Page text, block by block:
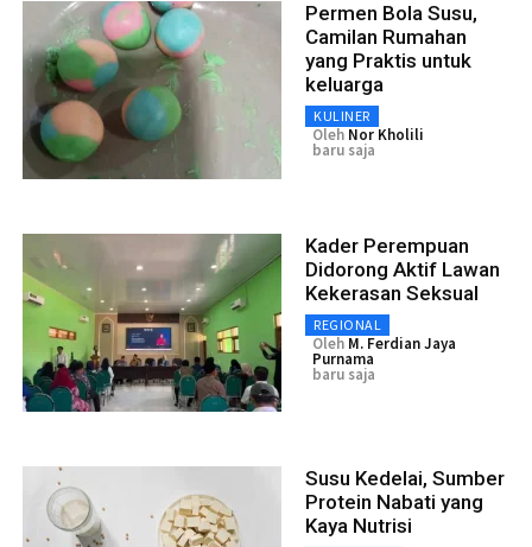
Permen Bola Susu,
Camilan Rumahan
yang Praktis untuk
keluarga
KULINER
Oleh Nor Kholili
baru saja
Kader Perempuan
Didorong Aktif Lawan
Kekerasan Seksual
REGIONAL
Oleh M. Ferdian Jaya
Purnama
baru saja
Susu Kedelai, Sumber
Protein Nabati yang
Kaya Nutrisi